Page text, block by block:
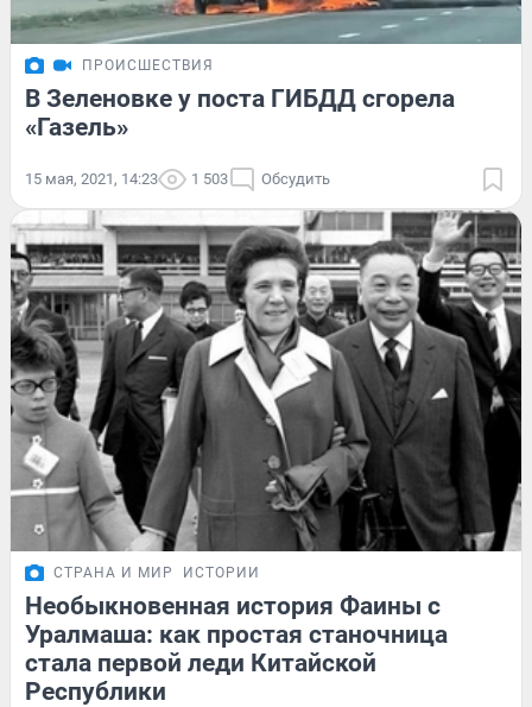
ПРОИСШЕСТВИЯ
В Зеленовке у поста ГИБДД сгорела
«Газель»
15 мая, 2021, 14:23 1 503 Обсудить
СТРАНА И МИР ИСТОРИИ
Необыкновенная история Фаины с
Уралмаша: как простая станочница
стала первой леди Китайской
Республики